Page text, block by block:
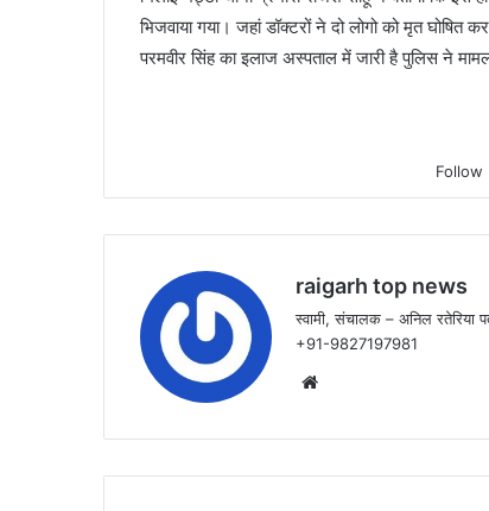
भिजवाया गया। जहां डॉक्टरों ने दो लोगो को मृत
परमवीर सिंह का इलाज अस्पताल में जारी है पुलिस ने
Follow
raigarh top news
स्वामी, संचालक – अनिल रतेरिया
+91-9827197981